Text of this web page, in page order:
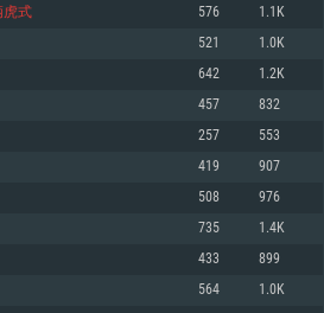
(64 bit)
11: AMD Radeon 77XX / NVIDIA GeForce
720p
Sur 11.0 ou versão mais recente
(Intel Xeon não suportado)
(Mac), equivalentes AMD/Nvidia para Mac.
com suporte Metal.
mais modernas do Linux de 64bit
os drivers mais recentes (não mais de 6
os drivers mais recentes com suporte
Resolução mínima suportada: 720p.
64bit
虎式 576 1.1K
521 1.0K
642 1.2K
457 832
257 553
419 907
508 976
735 1.4K
433 899
564 1.0K